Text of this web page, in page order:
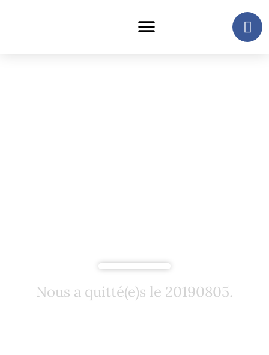
Nous a quitté(e)s le 20190805.